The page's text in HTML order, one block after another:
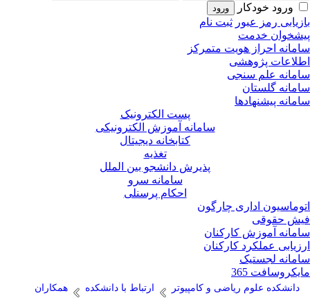
ورود خودکار
رمز عبور ثبت نام
خدمت
احراز هویت متمرکز
پژوهشی
علم سنجی
گلستان
پیشنهادها
پست الکترونیک
سامانه آموزش الکترونیکی
کتابخانه دیجیتال
تغذیه
پذیرش دانشجو بین الملل
سامانه سرو
احکام پرسنلی
اداری چارگون
حقوقی
آموزش کارکنان
عملکرد کارکنان
لجستیک
365
دانشکده علوم ریاضی و کامپیوتر ارتباط با دانشکده همکاران